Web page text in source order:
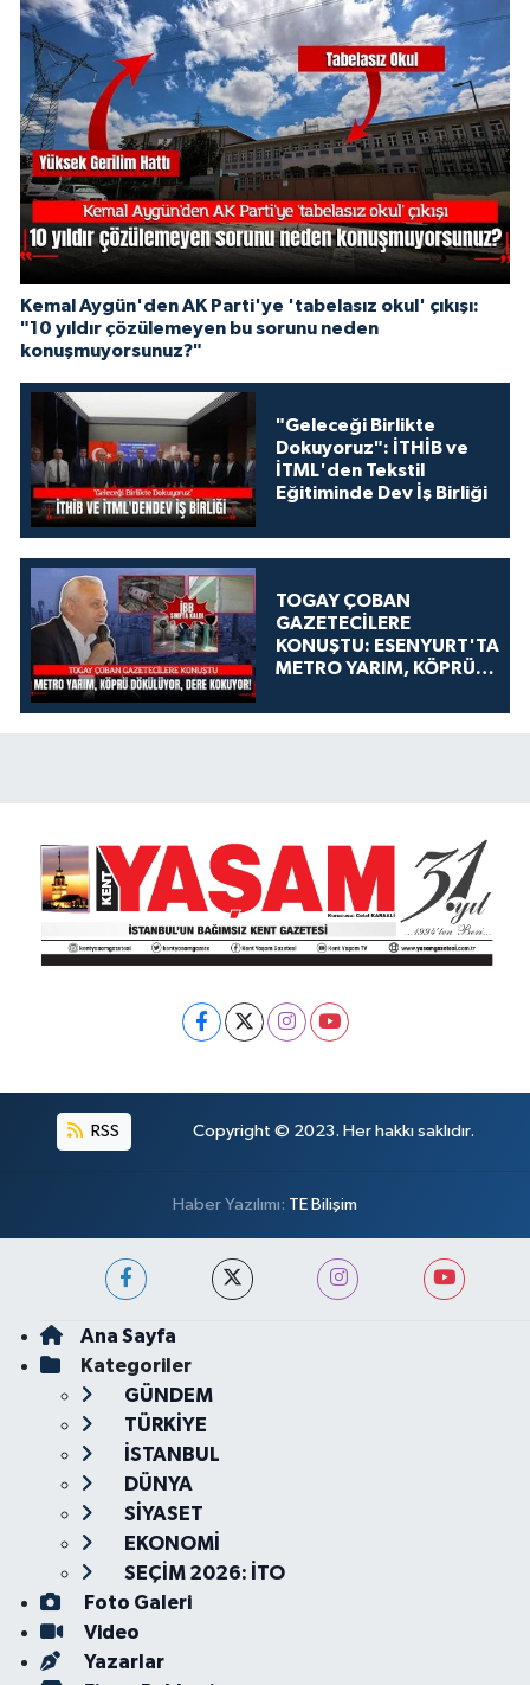
Kemal Aygün'den AK Parti'ye 'tabelasız okul' çıkışı:
"10 yıldır çözülemeyen bu sorunu neden
konuşmuyorsunuz?"
"Geleceği Birlikte
Dokuyoruz": İTHİB ve
İTML'den Tekstil
Eğitiminde Dev İş Birliği
TOGAY ÇOBAN
GAZETECİLERE
KONUŞTU: ESENYURT'TA
METRO YARIM, KÖPRÜ
KOKUYOR!
RSS Copyright © 2023. Her hakkı saklıdır.
Haber Yazılımı: TE Bilişim
Ana Sayfa
Kategoriler
GÜNDEM
TÜRKİYE
İSTANBUL
DÜNYA
SİYASET
EKONOMİ
SEÇİM 2026: İTO
Foto Galeri
Video
Yazarlar